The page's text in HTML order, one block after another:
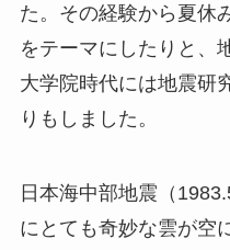
た。その経験から夏休
をテーマにしたりと、
大学院時代には地震研
りもしました。
日本海中部地震（
にとても奇妙な雲が空